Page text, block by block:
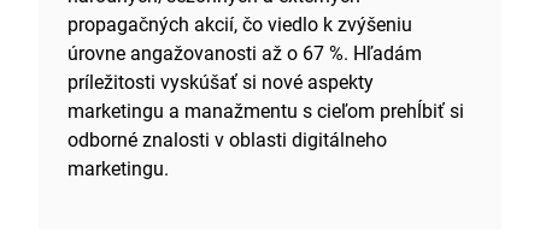
Ocenenia
Štipendium udelené na základe zásluh v roku 2012
Víťaz cenyMladý spisovateľ roka za región
Hedgerowshire, 2011
propagačných akcií, čo viedlo k zvýšeniu
úrovne angažovanosti až o 67 %. Hľadám
príležitosti vyskúšať si nové aspekty
marketingu a manažmentu s cieľom prehĺbiť si
odborné znalosti v oblasti digitálneho
marketingu.